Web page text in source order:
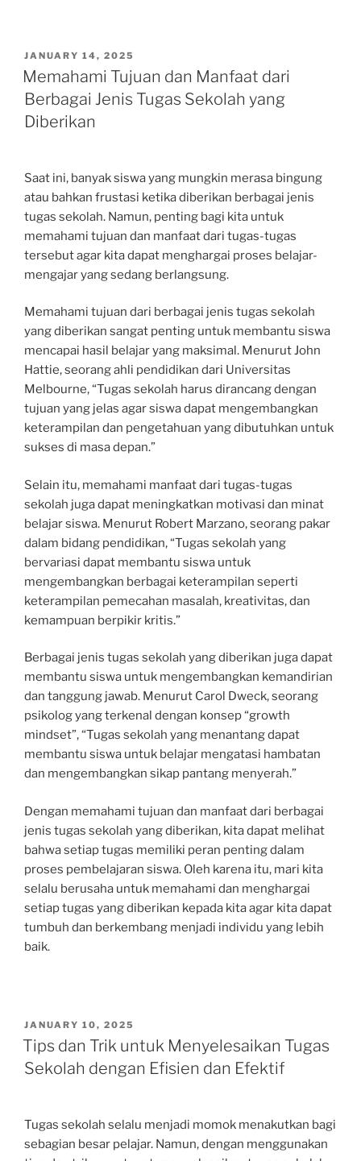
POSTED
ON
JANUARY 14, 2025
Memahami Tujuan dan Manfaat dari
Berbagai Jenis Tugas Sekolah yang
Diberikan
Saat ini, banyak siswa yang mungkin merasa bingung
atau bahkan frustasi ketika diberikan berbagai jenis
tugas sekolah. Namun, penting bagi kita untuk
memahami tujuan dan manfaat dari tugas-tugas
tersebut agar kita dapat menghargai proses belajar-
mengajar yang sedang berlangsung.
Memahami tujuan dari berbagai jenis tugas sekolah
yang diberikan sangat penting untuk membantu siswa
mencapai hasil belajar yang maksimal. Menurut John
Hattie, seorang ahli pendidikan dari Universitas
Melbourne, “Tugas sekolah harus dirancang dengan
tujuan yang jelas agar siswa dapat mengembangkan
keterampilan dan pengetahuan yang dibutuhkan untuk
sukses di masa depan.”
Selain itu, memahami manfaat dari tugas-tugas
sekolah juga dapat meningkatkan motivasi dan minat
belajar siswa. Menurut Robert Marzano, seorang pakar
dalam bidang pendidikan, “Tugas sekolah yang
bervariasi dapat membantu siswa untuk
mengembangkan berbagai keterampilan seperti
keterampilan pemecahan masalah, kreativitas, dan
kemampuan berpikir kritis.”
Berbagai jenis tugas sekolah yang diberikan juga dapat
membantu siswa untuk mengembangkan kemandirian
dan tanggung jawab. Menurut Carol Dweck, seorang
psikolog yang terkenal dengan konsep “growth
mindset”, “Tugas sekolah yang menantang dapat
membantu siswa untuk belajar mengatasi hambatan
dan mengembangkan sikap pantang menyerah.”
Dengan memahami tujuan dan manfaat dari berbagai
jenis tugas sekolah yang diberikan, kita dapat melihat
bahwa setiap tugas memiliki peran penting dalam
proses pembelajaran siswa. Oleh karena itu, mari kita
selalu berusaha untuk memahami dan menghargai
setiap tugas yang diberikan kepada kita agar kita dapat
tumbuh dan berkembang menjadi individu yang lebih
baik.
POSTED
ON
JANUARY 10, 2025
Tips dan Trik untuk Menyelesaikan Tugas
Sekolah dengan Efisien dan Efektif
Tugas sekolah selalu menjadi momok menakutkan bagi
sebagian besar pelajar. Namun, dengan menggunakan